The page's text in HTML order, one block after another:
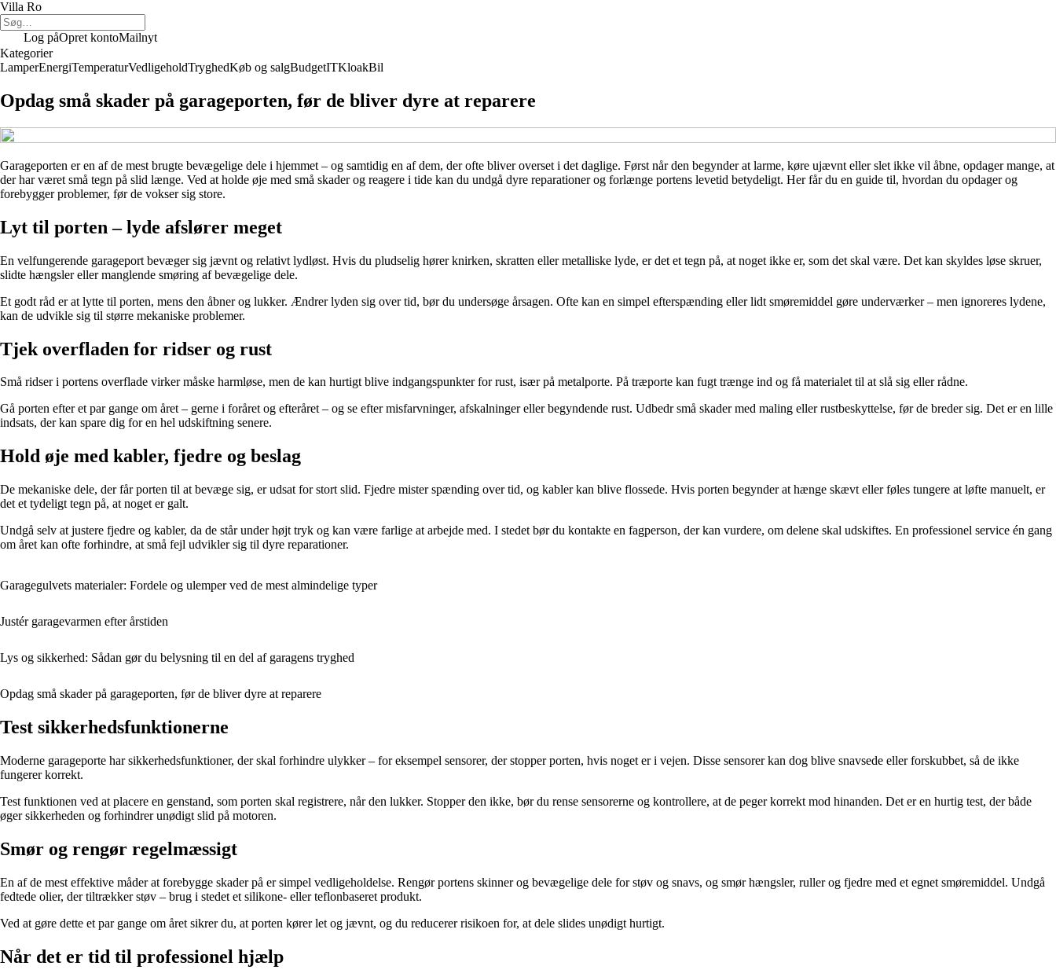
Villa Ro
Log påOpret kontoMailnyt
Kategorier
LamperEnergiTemperaturVedligeholdTryghedKøb og salgBudgetITKloakBil
Opdag små skader på garageporten, før de bliver dyre at reparere
Garageporten er en af de mest brugte bevægelige dele i hjemmet – og samtidig en af dem, der ofte bliver overset i det daglige. Først når den begynder at larme, køre ujævnt eller slet ikke vil åbne, opdager mange, at
der har været små tegn på slid længe. Ved at holde øje med små skader og reagere i tide kan du undgå dyre reparationer og forlænge portens levetid betydeligt. Her får du en guide til, hvordan du opdager og
forebygger problemer, før de vokser sig store.
Lyt til porten – lyde afslører meget
En velfungerende garageport bevæger sig jævnt og relativt lydløst. Hvis du pludselig hører knirken, skratten eller metalliske lyde, er det et tegn på, at noget ikke er, som det skal være. Det kan skyldes løse skruer,
slidte hængsler eller manglende smøring af bevægelige dele.
Et godt råd er at lytte til porten, mens den åbner og lukker. Ændrer lyden sig over tid, bør du undersøge årsagen. Ofte kan en simpel efterspænding eller lidt smøremiddel gøre underværker – men ignoreres lydene,
kan de udvikle sig til større mekaniske problemer.
Tjek overfladen for ridser og rust
Små ridser i portens overflade virker måske harmløse, men de kan hurtigt blive indgangspunkter for rust, især på metalporte. På træporte kan fugt trænge ind og få materialet til at slå sig eller rådne.
Gå porten efter et par gange om året – gerne i foråret og efteråret – og se efter misfarvninger, afskalninger eller begyndende rust. Udbedr små skader med maling eller rustbeskyttelse, før de breder sig. Det er en lille
indsats, der kan spare dig for en hel udskiftning senere.
Hold øje med kabler, fjedre og beslag
De mekaniske dele, der får porten til at bevæge sig, er udsat for stort slid. Fjedre mister spænding over tid, og kabler kan blive flossede. Hvis porten begynder at hænge skævt eller føles tungere at løfte manuelt, er
det et tydeligt tegn på, at noget er galt.
Undgå selv at justere fjedre og kabler, da de står under højt tryk og kan være farlige at arbejde med. I stedet bør du kontakte en fagperson, der kan vurdere, om delene skal udskiftes. En professionel service én gang
om året kan ofte forhindre, at små fejl udvikler sig til dyre reparationer.
Garagegulvets materialer: Fordele og ulemper ved de mest almindelige typer
Justér garagevarmen efter årstiden
Lys og sikkerhed: Sådan gør du belysning til en del af garagens tryghed
Opdag små skader på garageporten, før de bliver dyre at reparere
Test sikkerhedsfunktionerne
Moderne garageporte har sikkerhedsfunktioner, der skal forhindre ulykker – for eksempel sensorer, der stopper porten, hvis noget er i vejen. Disse sensorer kan dog blive snavsede eller forskubbet, så de ikke
fungerer korrekt.
Test funktionen ved at placere en genstand, som porten skal registrere, når den lukker. Stopper den ikke, bør du rense sensorerne og kontrollere, at de peger korrekt mod hinanden. Det er en hurtig test, der både
øger sikkerheden og forhindrer unødigt slid på motoren.
Smør og rengør regelmæssigt
En af de mest effektive måder at forebygge skader på er simpel vedligeholdelse. Rengør portens skinner og bevægelige dele for støv og snavs, og smør hængsler, ruller og fjedre med et egnet smøremiddel. Undgå
fedtede olier, der tiltrækker støv – brug i stedet et silikone- eller teflonbaseret produkt.
Ved at gøre dette et par gange om året sikrer du, at porten kører let og jævnt, og du reducerer risikoen for, at dele slides unødigt hurtigt.
Når det er tid til professionel hjælp